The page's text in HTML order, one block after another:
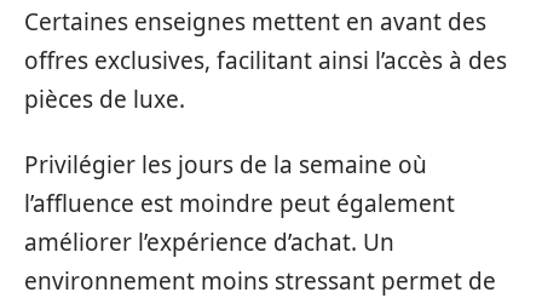
Certaines enseignes mettent en avant des
offres exclusives, facilitant ainsi l’accès à des
pièces de luxe.
Privilégier les jours de la semaine où
l’affluence est moindre peut également
améliorer l’expérience d’achat. Un
environnement moins stressant permet de